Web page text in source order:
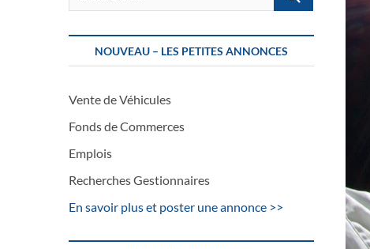
NOUVEAU – LES PETITES ANNONCES
Vente de Véhicules
Fonds de Commerces
Emplois
Recherches Gestionnaires
En savoir plus et poster une annonce >>